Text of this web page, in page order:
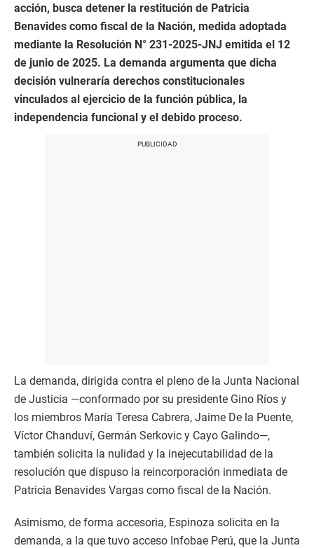
acción, busca detener la restitución de Patricia
Benavides como fiscal de la Nación, medida adoptada
mediante la Resolución N° 231-2025-JNJ emitida el 12
de junio de 2025. La demanda argumenta que dicha
decisión vulneraría derechos constitucionales
vinculados al ejercicio de la función pública, la
independencia funcional y el debido proceso.
La demanda, dirigida contra el pleno de la Junta Nacional
de Justicia —conformado por su presidente Gino Ríos y
los miembros María Teresa Cabrera, Jaime De la Puente,
Víctor Chanduví, Germán Serkovic y Cayo Galindo—,
también solicita la nulidad y la inejecutabilidad de la
resolución que dispuso la reincorporación inmediata de
Patricia Benavides Vargas como fiscal de la Nación.
Asimismo, de forma accesoria, Espinoza solicita en la
demanda, a la que tuvo acceso Infobae Perú, que la Junta